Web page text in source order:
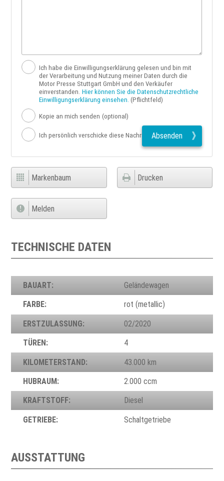
Ich habe die Einwilligungserklärung gelesen und bin mit
der Verarbeitung und Nutzung meiner Daten durch die
Motor Presse Stuttgart GmbH und den Verkäufer
einverstanden. Hier können Sie die Datenschutzrechtliche
Einwilligungserklärung einsehen. (Pflichtfeld)
Kopie an mich senden (optional)
Ich persönlich verschicke diese Nachricht Absenden
Markenbaum Drucken
Melden
TECHNISCHE DATEN
BAUART: Geländewagen
FARBE: rot (metallic)
ERSTZULASSUNG: 02/2020
TÜREN: 4
KILOMETERSTAND: 43.000 km
HUBRAUM: 2.000 ccm
KRAFTSTOFF: Diesel
GETRIEBE: Schaltgetriebe
AUSSTATTUNG